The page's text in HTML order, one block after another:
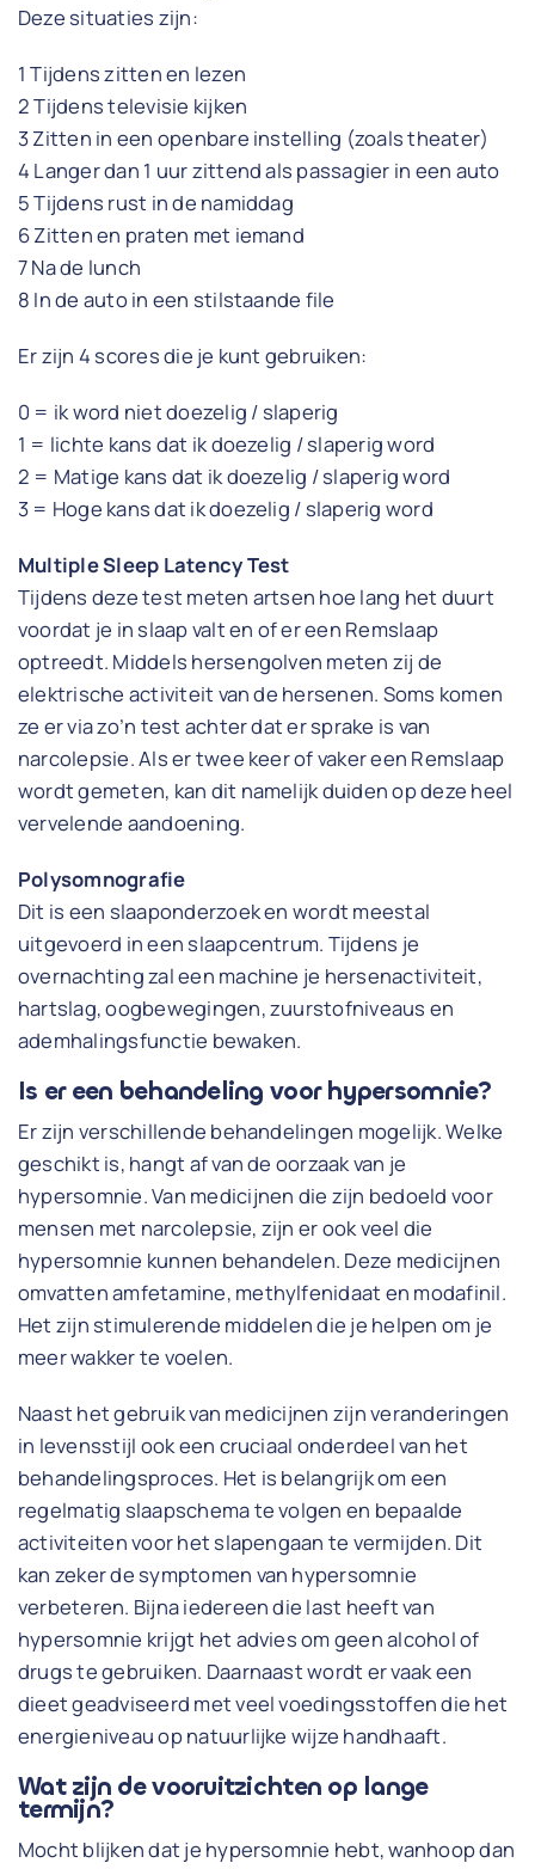
Deze situaties zijn:
1 Tijdens zitten en lezen
2 Tijdens televisie kijken
3 Zitten in een openbare instelling (zoals theater)
4 Langer dan 1 uur zittend als passagier in een auto
5 Tijdens rust in de namiddag
6 Zitten en praten met iemand
7 Na de lunch
8 In de auto in een stilstaande file
Er zijn 4 scores die je kunt gebruiken:
0 = ik word niet doezelig / slaperig
1 = lichte kans dat ik doezelig / slaperig word
2 = Matige kans dat ik doezelig / slaperig word
3 = Hoge kans dat ik doezelig / slaperig word
Multiple Sleep Latency Test
Tijdens deze test meten artsen hoe lang het duurt
voordat je in slaap valt en of er een Remslaap
optreedt. Middels hersengolven meten zij de
elektrische activiteit van de hersenen. Soms komen
ze er via zo’n test achter dat er sprake is van
narcolepsie. Als er twee keer of vaker een Remslaap
wordt gemeten, kan dit namelijk duiden op deze heel
vervelende aandoening.
Polysomnografie
Dit is een slaaponderzoek en wordt meestal
uitgevoerd in een slaapcentrum. Tijdens je
overnachting zal een machine je hersenactiviteit,
hartslag, oogbewegingen, zuurstofniveaus en
ademhalingsfunctie bewaken.
Is er een behandeling voor hypersomnie?
Er zijn verschillende behandelingen mogelijk. Welke
geschikt is, hangt af van de oorzaak van je
hypersomnie. Van medicijnen die zijn bedoeld voor
mensen met narcolepsie, zijn er ook veel die
hypersomnie kunnen behandelen. Deze medicijnen
omvatten amfetamine, methylfenidaat en modafinil.
Het zijn stimulerende middelen die je helpen om je
meer wakker te voelen.
Naast het gebruik van medicijnen zijn veranderingen
in levensstijl ook een cruciaal onderdeel van het
behandelingsproces. Het is belangrijk om een
regelmatig slaapschema te volgen en bepaalde
activiteiten voor het slapengaan te vermijden. Dit
kan zeker de symptomen van hypersomnie
verbeteren. Bijna iedereen die last heeft van
hypersomnie krijgt het advies om geen alcohol of
drugs te gebruiken. Daarnaast wordt er vaak een
dieet geadviseerd met veel voedingsstoffen die het
energieniveau op natuurlijke wijze handhaaft.
Wat zijn de vooruitzichten op lange
termijn?
Mocht blijken dat je hypersomnie hebt, wanhoop dan